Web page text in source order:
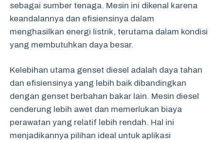
sebagai sumber tenaga. Mesin ini dikenal karena
keandalannya dan efisiensinya dalam
menghasilkan energi listrik, terutama dalam kondisi
yang membutuhkan daya besar.
Kelebihan utama genset diesel adalah daya tahan
dan efisiensinya yang lebih baik dibandingkan
dengan genset berbahan bakar lain. Mesin diesel
cenderung lebih awet dan memerlukan biaya
perawatan yang relatif lebih rendah. Hal ini
menjadikannya pilihan ideal untuk aplikasi